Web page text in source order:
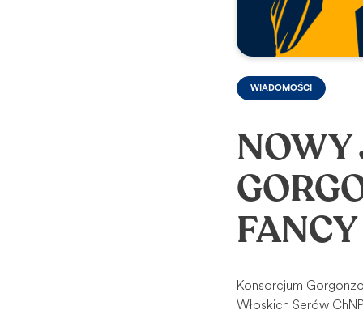
WIADOMOŚCI
NOWY
Konsorcjum
Włoskich Serów